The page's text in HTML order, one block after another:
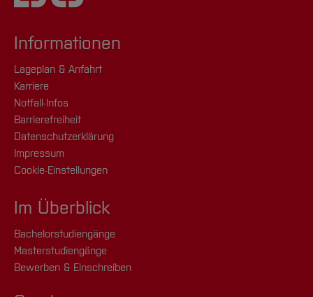
Informationen
Lageplan & Anfahrt
Karriere
Notfall-Infos
Barrierefreiheit
Datenschutzerklärung
Impressum
Cookie-Einstellungen
Im Überblick
Bachelorstudiengänge
Masterstudiengänge
Bewerben & Einschreiben